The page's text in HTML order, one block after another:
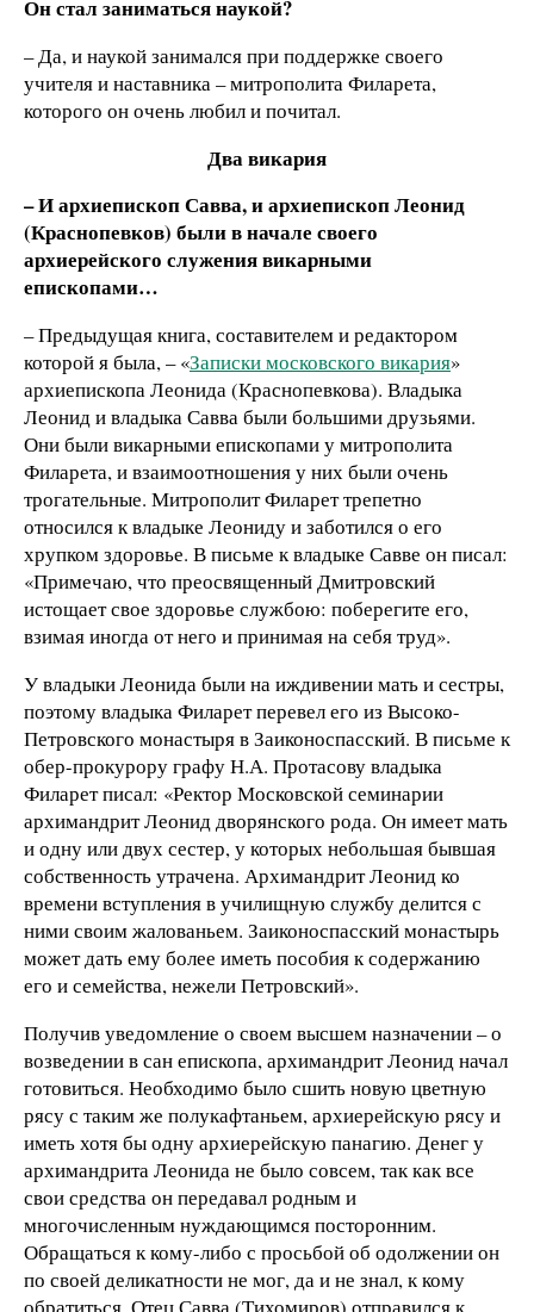
Он стал заниматься наукой?
– Да, и наукой занимался при поддержке своего
учителя и наставника – митрополита Филарета,
которого он очень любил и почитал.
Два викария
– И архиепископ Савва, и архиепископ Леонид
(Краснопевков) были в начале своего
архиерейского служения викарными
епископами…
– Предыдущая книга, составителем и редактором
которой я была, – «Записки московского викария»
архиепископа Леонида (Краснопевкова). Владыка
Леонид и владыка Савва были большими друзьями.
Они были викарными епископами у митрополита
Филарета, и взаимоотношения у них были очень
трогательные. Митрополит Филарет трепетно
относился к владыке Леониду и заботился о его
хрупком здоровье. В письме к владыке Савве он писал:
«Примечаю, что преосвященный Дмитровский
истощает свое здоровье службою: поберегите его,
взимая иногда от него и принимая на себя труд».
У владыки Леонида были на иждивении мать и сестры,
поэтому владыка Филарет перевел его из Высоко-
Петровского монастыря в Заиконоспасский. В письме к
обер-прокурору графу Н.А. Протасову владыка
Филарет писал: «Ректор Московской семинарии
архимандрит Леонид дворянского рода. Он имеет мать
и одну или двух сестер, у которых небольшая бывшая
собственность утрачена. Архимандрит Леонид ко
времени вступления в училищную службу делится с
ними своим жалованьем. Заиконоспасский монастырь
может дать ему более иметь пособия к содержанию
его и семейства, нежели Петровский».
Получив уведомление о своем высшем назначении – о
возведении в сан епископа, архимандрит Леонид начал
готовиться. Необходимо было сшить новую цветную
рясу с таким же полукафтаньем, архиерейскую рясу и
иметь хотя бы одну архиерейскую панагию. Денег у
архимандрита Леонида не было совсем, так как все
свои средства он передавал родным и
многочисленным нуждающимся посторонним.
Обращаться к кому-либо с просьбой об одолжении он
по своей деликатности не мог, да и не знал, к кому
обратиться. Отец Савва (Тихомиров) отправился к